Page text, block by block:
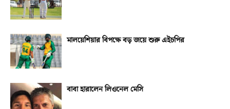
মালয়েশিয়ার বিপক্ষে বড় জয়ে শুরু এইচপির
বাবা হারালেন লিওনেল মেসি